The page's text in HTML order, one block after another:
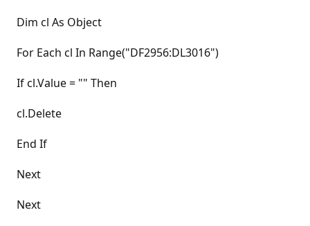
Dim cl As Object
For Each cl In Range("DF2956:DL3016")
If cl.Value = "" Then
cl.Delete
End If
Next
Next